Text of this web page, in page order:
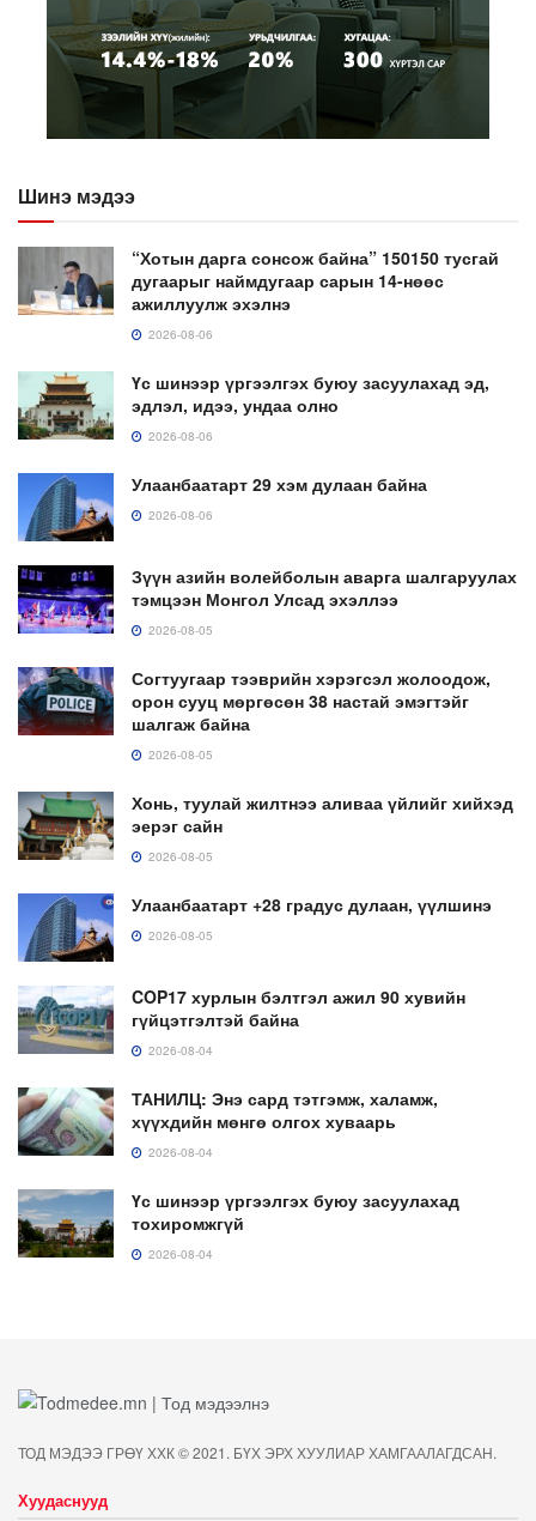
Шинэ мэдээ
“Хотын дарга сонсож байна” 150150 тусгай
дугаарыг наймдугаар сарын 14-нөөс
ажиллуулж эхэлнэ
2026-08-06
Үс шинээр үргээлгэх буюу засуулахад эд,
эдлэл, идээ, ундаа олно
2026-08-06
Улаанбаатарт 29 хэм дулаан байна
2026-08-06
Зүүн азийн волейболын аварга шалгаруулах
тэмцээн Монгол Улсад эхэллээ
2026-08-05
Согтуугаар тээврийн хэрэгсэл жолоодож,
орон сууц мөргөсөн 38 настай эмэгтэйг
шалгаж байна
2026-08-05
Хонь, туулай жилтнээ аливаа үйлийг хийхэд
эерэг сайн
2026-08-05
Улаанбаатарт +28 градус дулаан, үүлшинэ
2026-08-05
COP17 хурлын бэлтгэл ажил 90 хувийн
гүйцэтгэлтэй байна
2026-08-04
ТАНИЛЦ: Энэ сард тэтгэмж, халамж,
хүүхдийн мөнгө олгох хуваарь
2026-08-04
Үс шинээр үргээлгэх буюу засуулахад
тохиромжгүй
2026-08-04
ТОД МЭДЭЭ ГРӨҮ ХХК © 2021. БҮХ ЭРХ ХУУЛИАР ХАМГААЛАГДСАН.
Хуудаснууд